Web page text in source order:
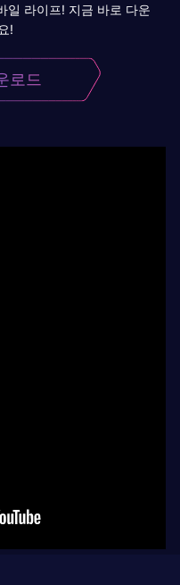
일 라이프! 지금 바로 다운
!
로드